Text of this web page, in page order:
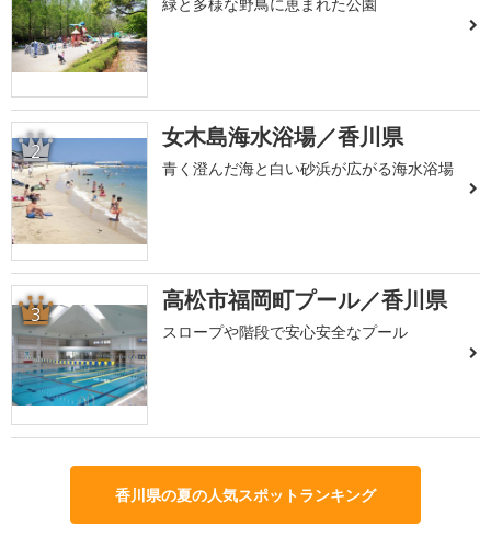
緑と多様な野鳥に恵まれた公園
2 女木島海水浴場／香川県
青く澄んだ海と白い砂浜が広がる海水浴場
3 高松市福岡町プール／香川県
スロープや階段で安心安全なプール
香川県の夏の人気スポットランキング